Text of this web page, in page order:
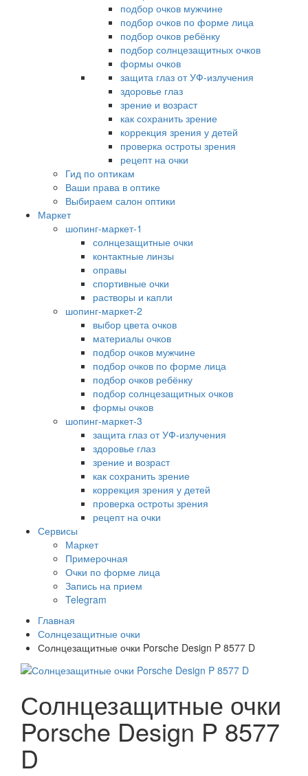
подбор очков мужчине
подбор очков по форме лица
подбор очков ребёнку
подбор солнцезащитных очков
формы очков
защита глаз от УФ-излучения
здоровье глаз
зрение и возраст
как сохранить зрение
коррекция зрения у детей
проверка остроты зрения
рецепт на очки
Гид по оптикам
Ваши права в оптике
Выбираем салон оптики
Маркет
шопинг-маркет-1
солнцезащитные очки
контактные линзы
оправы
спортивные очки
растворы и капли
шопинг-маркет-2
выбор цвета очков
материалы очков
подбор очков мужчине
подбор очков по форме лица
подбор очков ребёнку
подбор солнцезащитных очков
формы очков
шопинг-маркет-3
защита глаз от УФ-излучения
здоровье глаз
зрение и возраст
как сохранить зрение
коррекция зрения у детей
проверка остроты зрения
рецепт на очки
Сервисы
Маркет
Примерочная
Очки по форме лица
Запись на прием
Telegram
Главная
Солнцезащитные очки
Солнцезащитные очки Porsche Design P 8577 D
Солнцезащитные очки
Porsche Design P 8577
D